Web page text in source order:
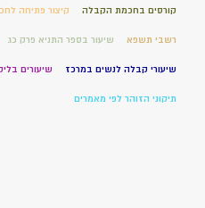
קורסים בחכמת הקבלה קיצור פתיחה
רשבי תשפא שיעור בספר התניא פרק כג
שיעורי קבלה לנשים במרכז שיעורים
תיקוני הזוהר לפי מאמרים